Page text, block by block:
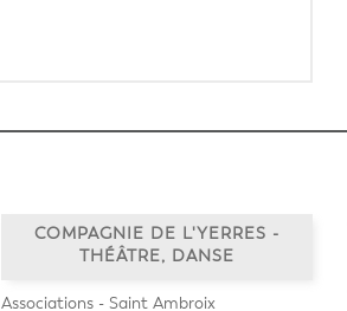
COMPAGNIE DE L'YERRES -
THÉÂTRE, DANSE
Associations - Saint Ambroix